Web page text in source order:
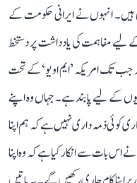
ہیں۔ انہوں نے ایرانی حکومت کے
مفاہمت کی یادداشت پر دستخط
جب تک امریکہ ’ایم او یو‘ کے تحت
کے لیے پابند ہے۔ جہاں وہ اپنے
کوئی ذمہ داری نہیں ہے کہ ہم اپنا
اس بات سے انکار کیا ہے کہ وہ اپنا